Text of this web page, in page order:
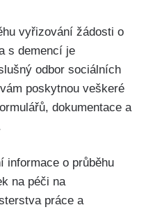
vyřizování žádosti o
s demencí je
odbor sociálních
poskytnou veškeré
dokumentace a
informace o průběhu
na péči na
práce a